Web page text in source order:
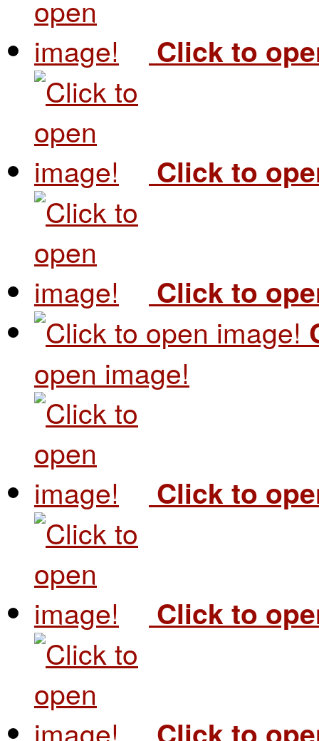
Click to
Click to
Click to
open image!
Click to
Click to